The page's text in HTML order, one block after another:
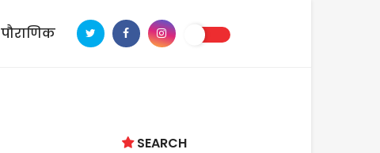
पौराणिक
SEARCH